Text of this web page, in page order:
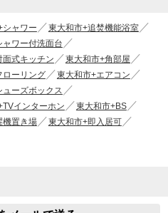
シャワー
東大和市+追焚機能浴室
ャワー付洗面台
面式キッチン
東大和市+角部屋
ローリング
東大和市+エアコン
ューズボックス
インターホン
東大和市+BS
機置き場
東大和市+即入居可